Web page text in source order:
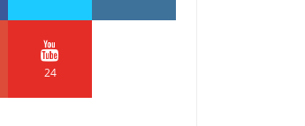
24